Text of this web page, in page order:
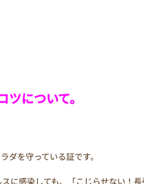
について。
ダを守っている証です。
に感染しても、「こじらせない！